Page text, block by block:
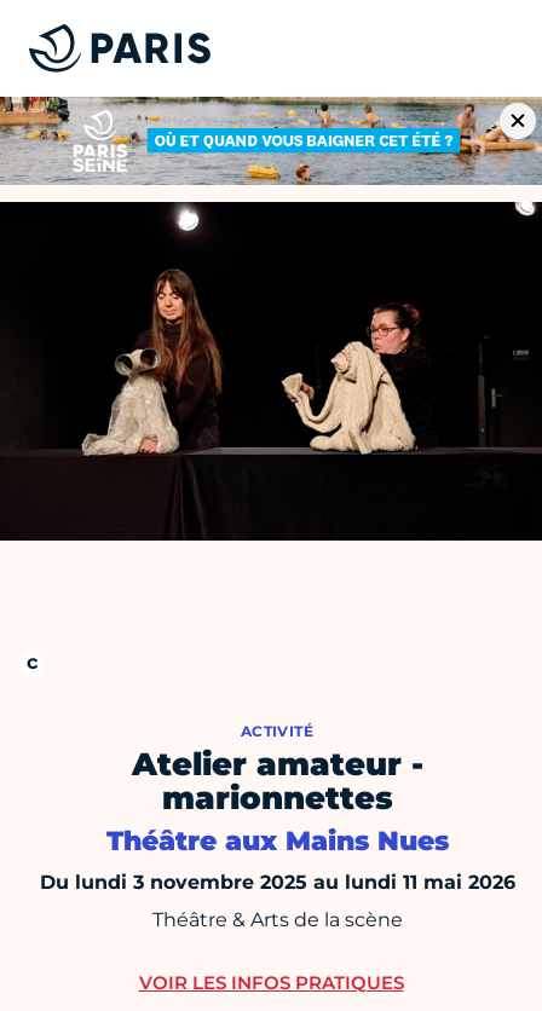
ACTIVITÉ
Atelier amateur -
marionnettes
Théâtre aux Mains Nues
Du lundi 3 novembre 2025 au lundi 11 mai 2026
Théâtre & Arts de la scène
VOIR LES INFOS PRATIQUES